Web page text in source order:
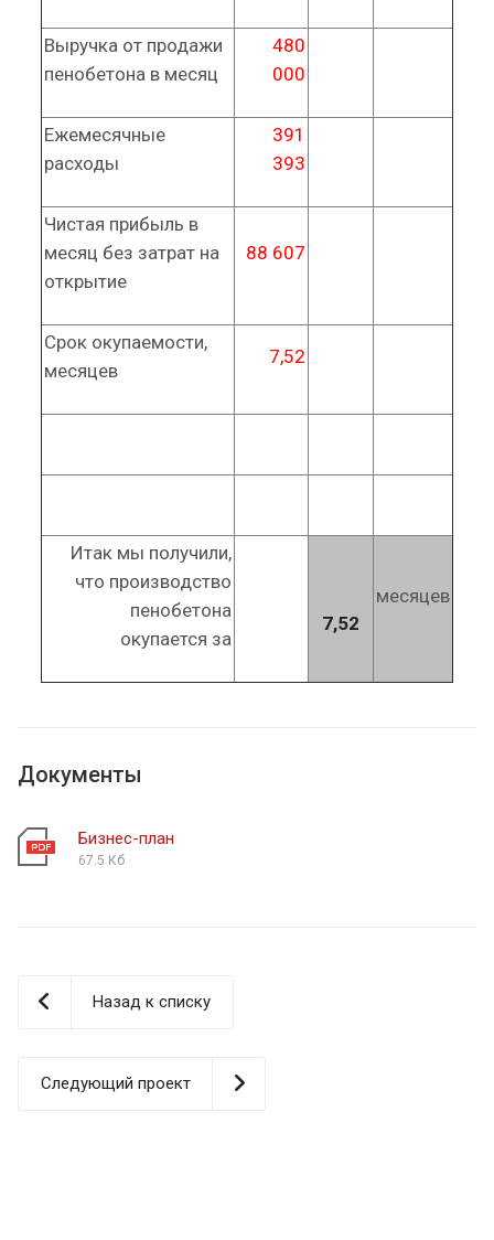
Выручка от продажи
пенобетона в месяц
480
000
Ежемесячные
расходы
391
393
Чистая прибыль в
месяц без затрат на
открытие
88 607
Срок окупаемости,
месяцев
7,52
Итак мы получили,
что производство
пенобетона
окупается за
7,52
месяцев
Документы
Бизнес-план
67.5 Кб
Назад к списку
Следующий проект